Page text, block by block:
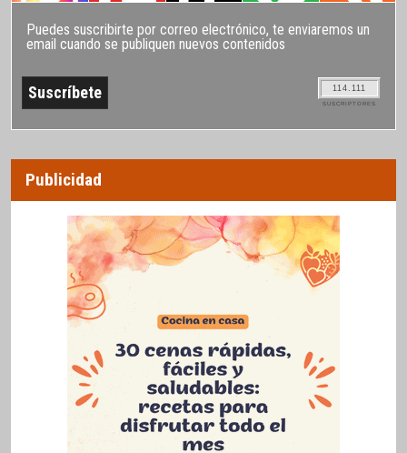
Puedes suscribirte por correo electrónico, te enviaremos un
email cuando se publiquen nuevos contenidos
114.111
SUSCRIPTORES
Publicidad